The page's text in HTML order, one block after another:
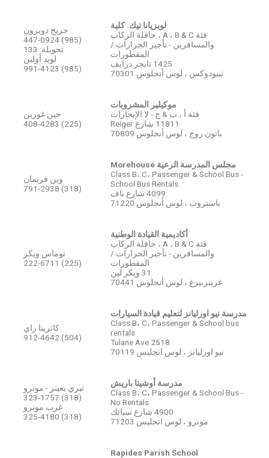
لويزيانا تيك. كلية
فئة A ، B & C ، حافلة الركاب
والمسافرين - تأجير الجرارات /
المقطورات
1425 تايجر درايف
ثيبودوكس ، لوس أنجلوس 70301
جريج دويرون
(985) 447-0924
تحويلة: 133
لويد أولين
(985) 991-4123
موكيلير المشروبات
فئة أ ، ب & ج - لا الإيجارات
11811 شارع Reiger
باتون روج ، لوس أنجلوس 70809
جين غورين
(225) 408-4283
مجلس المدرسة الرعية Morehouse
Class B، C، Passenger & School Bus -
School Bus Rentals
4099 شارع ناف
باستروب ، لوس أنجلوس 71220
وين فريمان
(318) 791-2938
أكاديمية القيادة الوطنية
فئة A ، B & C ، حافلة الركاب
والمسافرين - تأجير الجرارات /
المقطورات
31 ويكر لين
غرينزبيرغ ، لوس أنجلوس 70441
توماس ويكر
(225) 222-6711
مدرسة نيو اورليانز لتعليم قيادة السيارات
Class B، C، Passenger & School bus
rentals
2518 Tulane Ave
نيو اورليانز ، لوس انجليس 70119
كاترينا راي
(504) 912-4642
مدرسة أوشيتا باريش
Class B، C، Passenger & School Bus -
No Rentals
4900 شارع سبائك
مونرو ، لوس انجليس 71203
تيري يغينز - مونرو
(318) 323-1757
غرب مونرو
(318) 325-4180
Rapides Parish School